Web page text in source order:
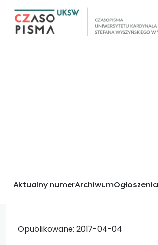
Aktualny numerArchiwumOgłoszenia
Opublikowane: 2017-04-04